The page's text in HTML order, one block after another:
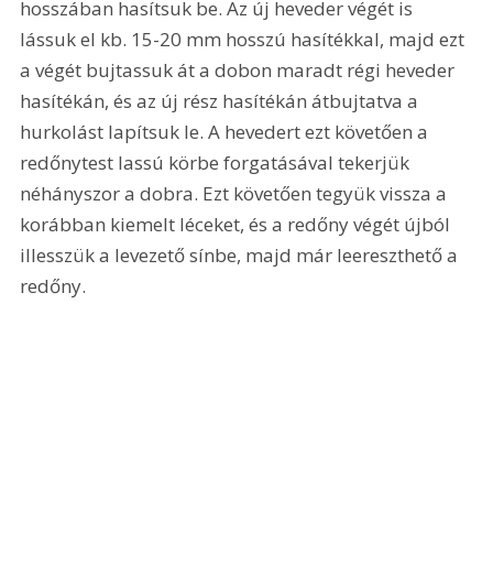
hosszában hasítsuk be. Az új heveder végét is
lássuk el kb. 15-20 mm hosszú hasítékkal, majd ezt
a végét bujtassuk át a dobon maradt régi heveder
hasítékán, és az új rész hasítékán átbujtatva a
hurkolást lapítsuk le. A hevedert ezt követően a
redőnytest lassú körbe forgatásával tekerjük
néhányszor a dobra. Ezt követően tegyük vissza a
korábban kiemelt léceket, és a redőny végét újból
illesszük a levezető sínbe, majd már leereszthető a
redőny.